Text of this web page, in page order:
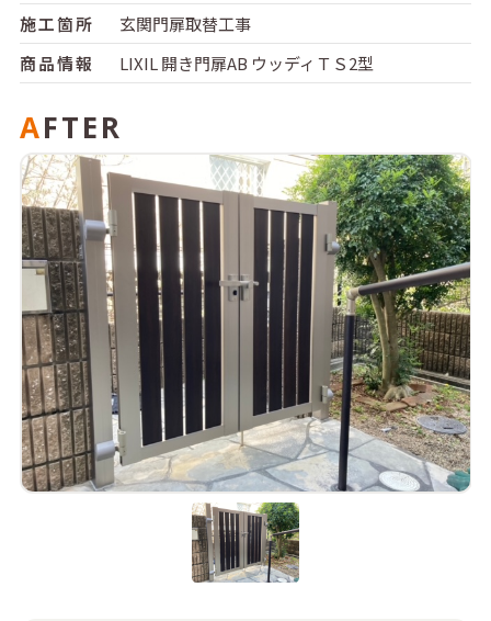
施工箇所
玄関門扉取替工事
商品情報
LIXIL 開き門扉AB ウッディＴＳ2型
AFTER